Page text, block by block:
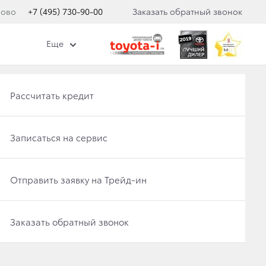
+7 (495) 730-90-00 Заказать обратный звонок
Получить консультацию по кредиту
Отправить заявку на Трейд-ин
Записаться на сервис
Заказать обратный звонок
Рассчитать кредит
Записаться на сервис
Отправить заявку на Трейд-ин
Заказать обратный звонок
Еще
НЕКОТОРЫХ